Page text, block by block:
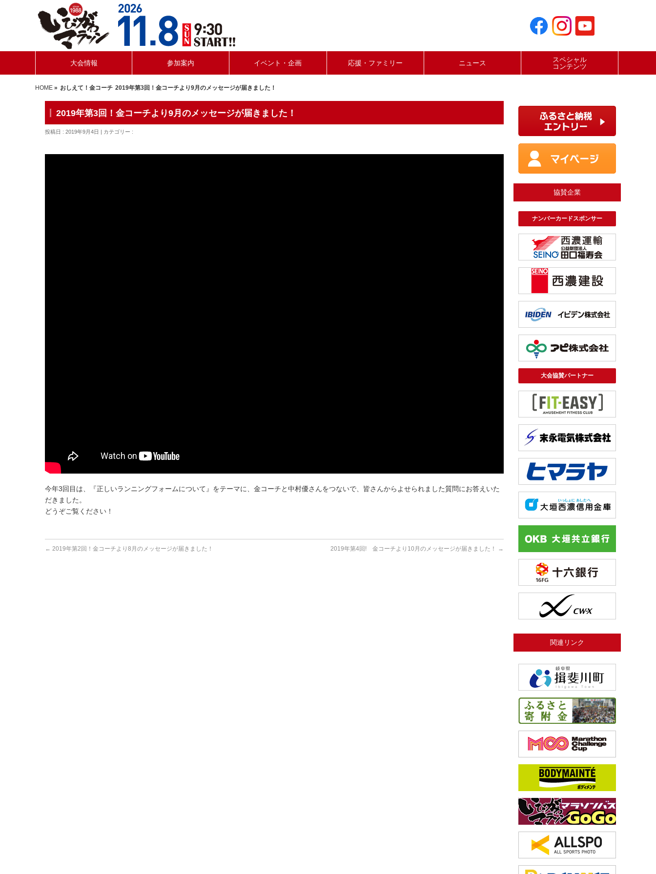
大会情報 参加案内 イベント・企画 応援・ファミリー ニュース
スペシャル
コンテンツ
HOME » おしえて！金コーチ 2019年第3回！金コーチより9月のメッセージが届きました！
2019年第3回！金コーチより9月のメッセージが届きました！
投稿日 : 2019年9月4日 | カテゴリー :
今年3回目は、『正しいランニングフォームについて』をテーマに、金コーチと中村優さんをつないで、皆さんからよせられました質問にお答えいた
だきました。
どうぞご覧ください！
← 2019年第2回！金コーチより8月のメッセージが届きました！ 2019年第4回! 金コーチより10月のメッセージが届きました！ →
協賛企業
ナンバーカードスポンサー
大会協賛パートナー
関連リンク